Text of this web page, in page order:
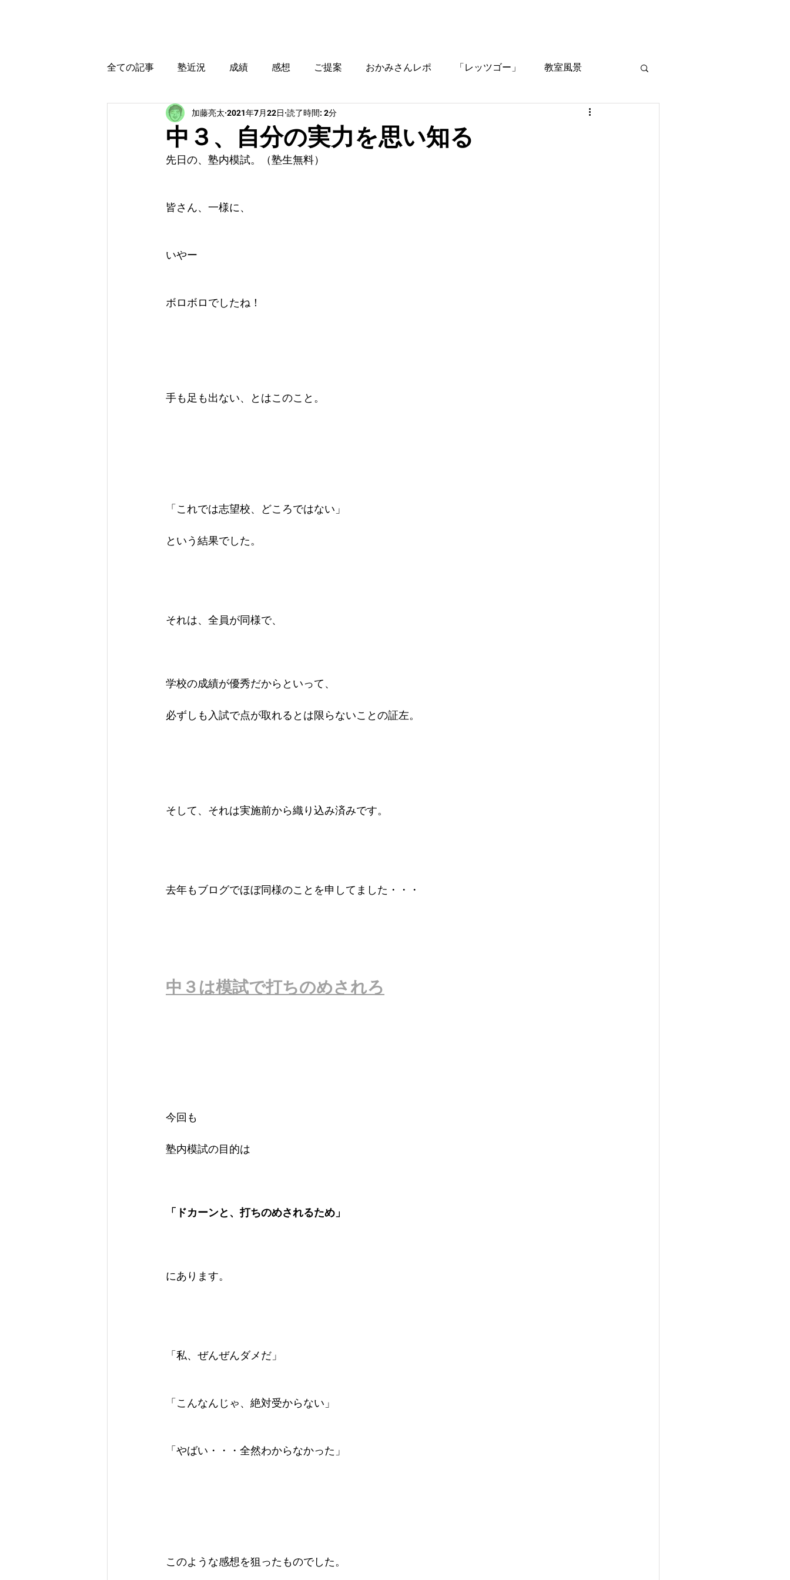
全ての記事 塾近況 成績 感想 ご提案 おかみさんレポ 「レッツゴー」 教室風景
育児・教育本感想 受験に役立つ情報
中３、自分の実力を思い知る
加藤亮太 2021年7月22日 読了時間: 2分
先日の、塾内模試。（塾生無料）
皆さん、一様に、
いやー
ボロボロでしたね！
手も足も出ない、とはこのこと。
「これでは志望校、どころではない」
という結果でした。
それは、全員が同様で、
学校の成績が優秀だからといって、
必ずしも入試で点が取れるとは限らないことの証左。
そして、それは実施前から織り込み済みです。
去年もブログでほぼ同様のことを申してました・・・
中３は模試で打ちのめされろ
今回も
塾内模試の目的は
「ドカーンと、打ちのめされるため」
にあります。
「私、ぜんぜんダメだ」
「こんなんじゃ、絶対受からない」
「やばい・・・全然わからなかった」
このような感想を狙ったものでした。